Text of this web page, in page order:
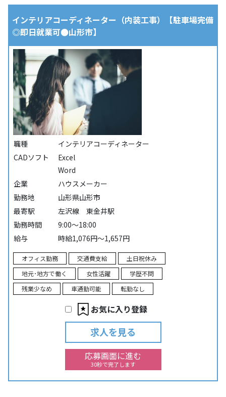
インテリアコーディネーター（内装工事）【駐車場完備
◎即日就業可●山形市】
職種
インテリアコーディネーター
CADソフト
Excel
Word
企業
ハウスメーカー
勤務地
山形県山形市
最寄駅
左沢線 東金井駅
勤務時間
9:00～18:00
給与
時給1,076円～1,657円
オフィス勤務 交通費支給
土日祝休み
地元･地方で働く
女性活躍
学歴不問
残業少なめ
車通勤可能 転勤なし
お気に入り登録
求人を見る
応募画面に進む
30秒で完了します